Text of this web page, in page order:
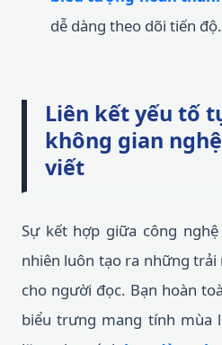
dễ dàng theo dõi tiến độ.
Liên kết yếu tố
không gian
viết
Sự kết hợp giữa công
nhiên luôn tạo ra những trải
cho người đọc. Bạn hoàn
biểu trưng mang tính mùa